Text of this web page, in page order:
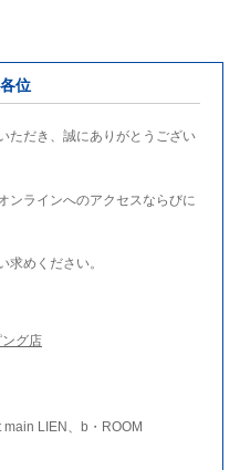
位
ただき、誠にありがとうござい
ンラインへのアクセスならびに
求めください。
グ店
LIEN、b・ROOM